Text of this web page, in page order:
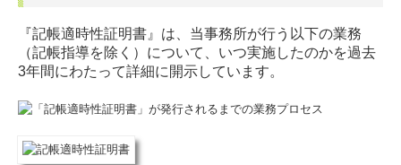
『記帳適時性証明書』は、当事務所が行う以下の業務
（記帳指導を除く）について、いつ実施したのかを過去
3年間にわたって詳細に開示しています。